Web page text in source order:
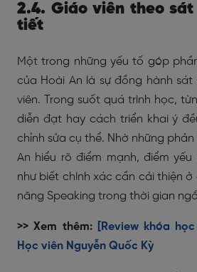
2.4. Giáo viên theo
tiết
Một trong những yếu tố góp
của Hoài An là sự đồng hành
viên. Trong suốt quá trình học,
diễn đạt hay cách triển khai ý
chỉnh sửa cụ thể. Nhờ những
An hiểu rõ điểm mạnh, điểm
như biết chính xác cần cải thiện
năng Speaking trong thời gian
>> Xem thêm:
[Review khóa
Học viên Nguyễn Quốc Kỳ